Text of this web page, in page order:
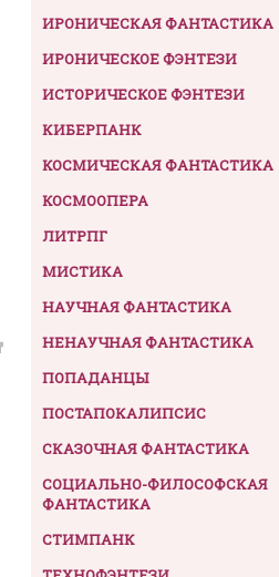
ИРОНИЧЕСКАЯ ФАНТАСТИКА
ИРОНИЧЕСКОЕ ФЭНТЕЗИ
ИСТОРИЧЕСКОЕ ФЭНТЕЗИ
КИБЕРПАНК
КОСМИЧЕСКАЯ ФАНТАСТИКА
КОСМООПЕРА
ЛИТРПГ
МИСТИКА
НАУЧНАЯ ФАНТАСТИКА
НЕНАУЧНАЯ ФАНТАСТИКА
ПОПАДАНЦЫ
ПОСТАПОКАЛИПСИС
СКАЗОЧНАЯ ФАНТАСТИКА
СОЦИАЛЬНО-ФИЛОСОФСКАЯ
ФАНТАСТИКА
СТИМПАНК